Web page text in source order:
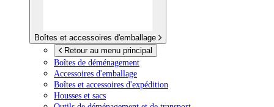
Boîtes et accessoires d'emballage
Retour au menu principal
Boîtes de déménagement
Accessoires d'emballage
Boîtes et accessoires d'expédition
Housses et sacs